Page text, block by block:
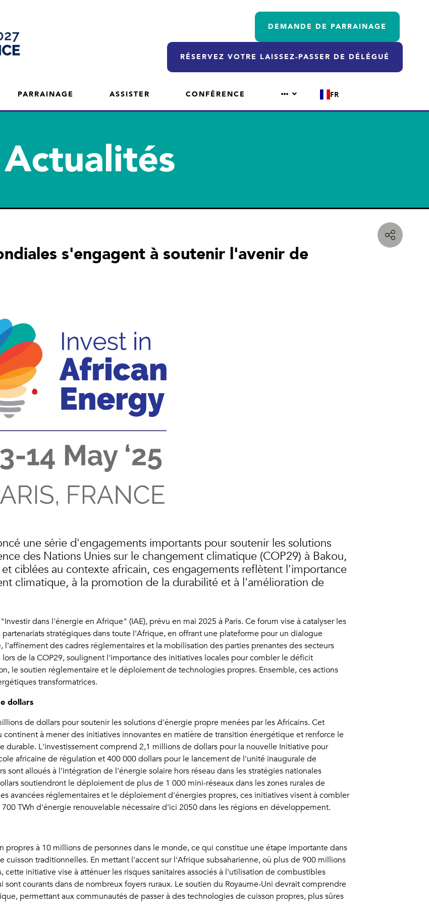
DEMANDE DE PARRAINAGE
RÉSERVEZ VOTRE LAISSEZ-PASSER DE DÉLÉGUÉ
PARRAINAGE ASSISTER CONFÉRENCE FR
Actualités
s'engagent à soutenir l'avenir de
une série d'engagements importants pour soutenir les solutions
des Nations Unies sur le changement climatique (COP29) à Bakou,
ciblées au contexte africain, ces engagements reflètent l'importance
climatique, à la promotion de la durabilité et à l'amélioration de
dans l'énergie en Afrique" (IAE), prévu en mai 2025 à Paris. Ce forum vise à catalyser les
stratégiques dans toute l'Afrique, en offrant une plateforme pour un dialogue
des cadres réglementaires et la mobilisation des parties prenantes des secteurs
de la COP29, soulignent l'importance des initiatives locales pour combler le déficit
le soutien réglementaire et le déploiement de technologies propres. Ensemble, ces actions
transformatrices.
dollars
de dollars pour soutenir les solutions d'énergie propre menées par les Africains. Cet
à mener des initiatives innovantes en matière de transition énergétique et renforce le
L'investissement comprend 2,1 millions de dollars pour la nouvelle Initiative pour
africaine de régulation et 400 000 dollars pour le lancement de l'unité inaugurale de
sont alloués à l'intégration de l'énergie solaire hors réseau dans les stratégies nationales
soutiendront le déploiement de plus de 1 000 mini-réseaux dans les zones rurales de
avancées réglementaires et le déploiement d'énergies propres, ces initiatives visent à combler
TWh d'énergie renouvelable nécessaire d'ici 2050 dans les régions en développement.
propres à 10 millions de personnes dans le monde, ce qui constitue une étape importante dans
traditionnelles. En mettant l'accent sur l'Afrique subsaharienne, où plus de 900 millions
initiative vise à atténuer les risques sanitaires associés à l'utilisation de combustibles
courants dans de nombreux foyers ruraux. Le soutien du Royaume-Uni devrait comprendre
permettant aux communautés de passer à des technologies de cuisson propres, plus sûres